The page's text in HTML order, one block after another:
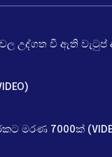
උද්ගත වී ඇති වැටුප්
මරණ 7000ක්